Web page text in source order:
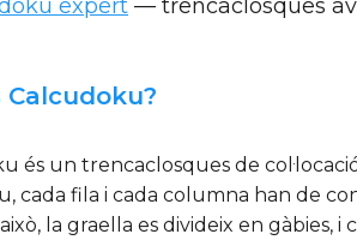
expert — trencaclosques
Calcudoku?
és un trencaclosques de
cada fila i cada columna han de
la graella es divideix en gàbies,